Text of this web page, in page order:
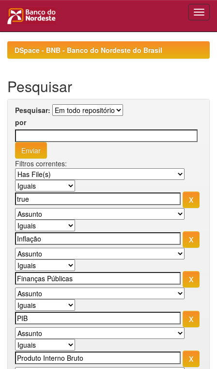
navigationDSpace - BNB - Banco do Nordeste do Brasil
Pesquisar
Pesquisar:
por
Filtros correntes: